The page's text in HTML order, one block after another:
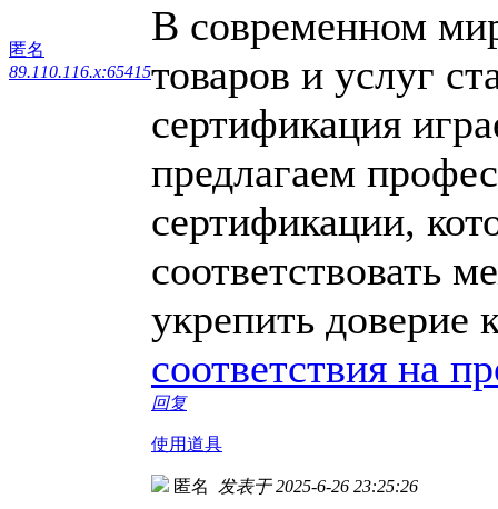
匿名
89.110.116.x:65415
В современном
товаров и услуг
сертификация
предлагаем
сертификации,
соответствовать
укрепить доверие
соответствия на
回复
使用道具
匿名 发表于 2025-6-26 23:25:26